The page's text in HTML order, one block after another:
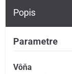
Popis
Parametre
Vôňa